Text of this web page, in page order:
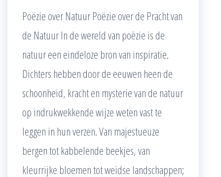
Poëzie over Natuur Poëzie over de Pracht van
de Natuur In de wereld van poëzie is de
natuur een eindeloze bron van inspiratie.
Dichters hebben door de eeuwen heen de
schoonheid, kracht en mysterie van de natuur
op indrukwekkende wijze weten vast te
leggen in hun verzen. Van majestueuze
bergen tot kabbelende beekjes, van
kleurrijke bloemen tot weidse landschappen;